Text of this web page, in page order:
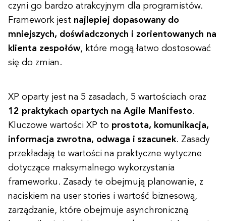
czyni go bardzo atrakcyjnym dla programistów.
Framework jest najlepiej dopasowany do
mniejszych, doświadczonych i zorientowanych na
klienta zespołów, które mogą łatwo dostosować
się do zmian.
XP oparty jest na 5 zasadach, 5 wartościach oraz
12 praktykach opartych na Agile Manifesto.
Kluczowe wartości XP to prostota, komunikacja,
informacja zwrotna, odwaga i szacunek. Zasady
przekładają te wartości na praktyczne wytyczne
dotyczące maksymalnego wykorzystania
frameworku. Zasady te obejmują planowanie, z
naciskiem na user stories i wartość biznesową,
zarządzanie, które obejmuje asynchroniczną